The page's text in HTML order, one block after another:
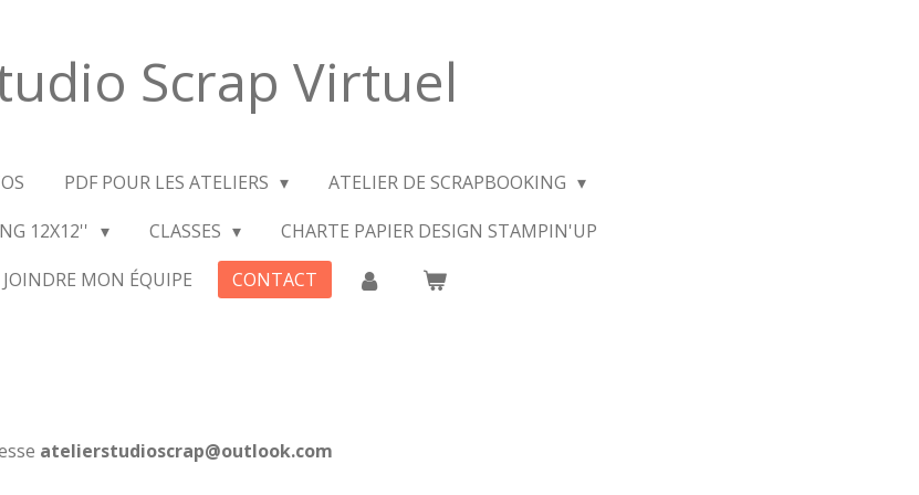
Scrap Virtuel
PDF POUR LES ATELIERS
ATELIER DE SCRAPBOOKING
12X12''
CLASSES
CHARTE PAPIER DESIGN STAMPIN'UP
MON ÉQUIPE
CONTACT
atelierstudioscrap@outlook.com